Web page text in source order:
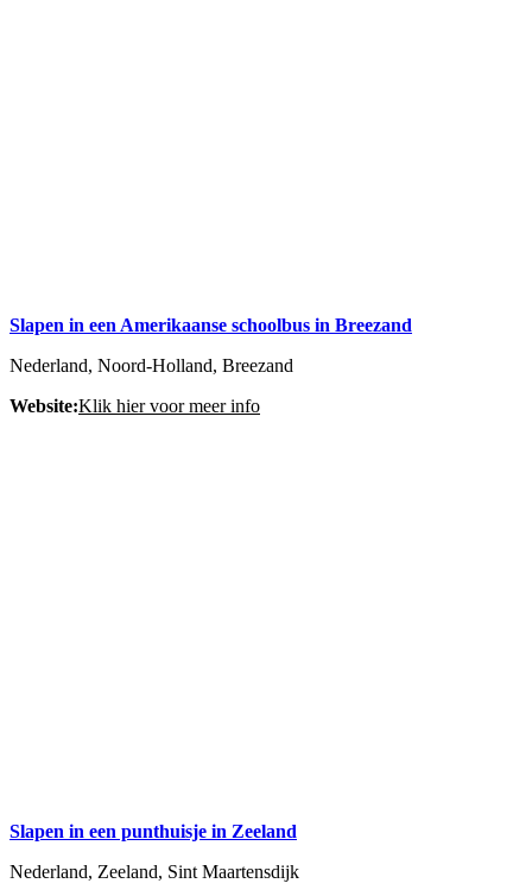
Slapen in een Amerikaanse schoolbus in Breezand
Nederland, Noord-Holland, Breezand
Website:Klik hier voor meer info
Slapen in een punthuisje in Zeeland
Nederland, Zeeland, Sint Maartensdijk